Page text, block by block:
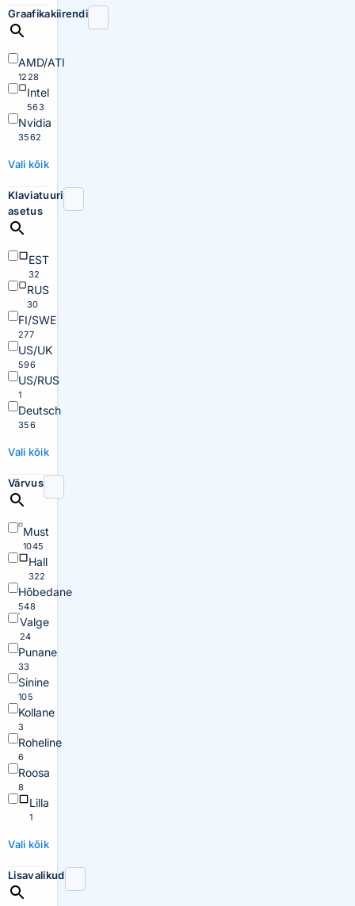
Graafikakiirendi
AMD/ATI
1228
Intel
563
Nvidia
3562
Vali kõik
Klaviatuuri
asetus
EST
32
RUS
30
FI/SWE
277
US/UK
596
US/RUS
1
Deutsch
356
Vali kõik
Värvus
Must
1045
Hall
322
Hõbedane
548
Valge
24
Punane
33
Sinine
105
Kollane
3
Roheline
6
Roosa
8
Lilla
1
Vali kõik
Lisavalikud